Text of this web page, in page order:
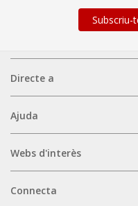
Subscriu-
Directe
a
Directe a
Ajuda
(mobile)
Ajuda
Webs
d'interès
Webs d'interès
Connecta
Connecta